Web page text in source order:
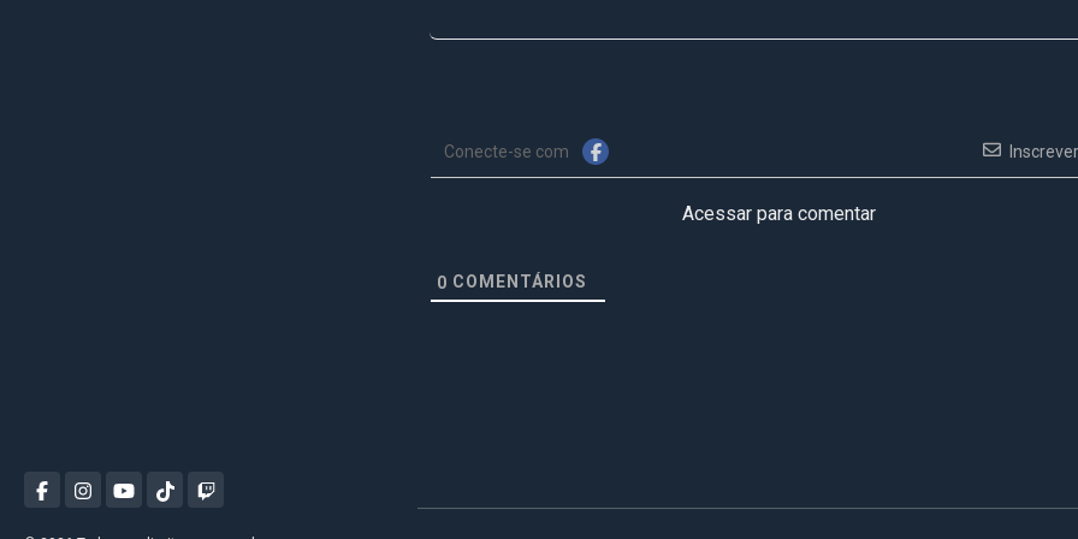
Conecte-se com
Acessar para comentar
0 COMENTÁRIOS